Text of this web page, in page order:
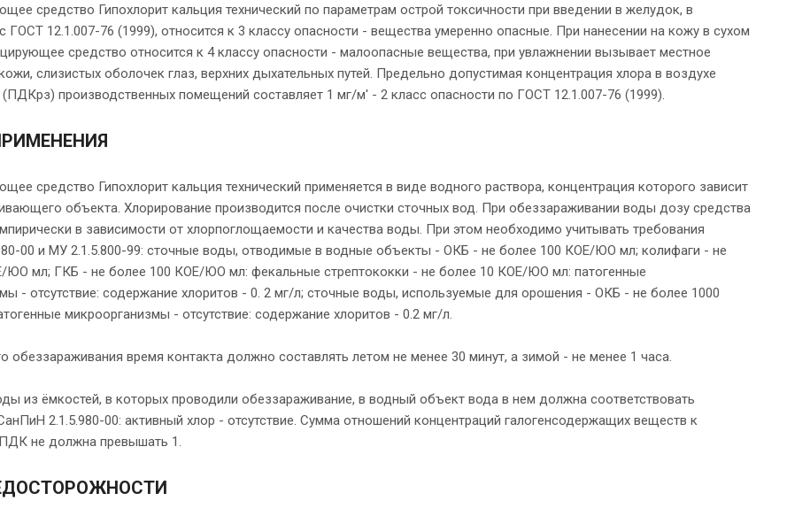
средство Гипохлорит кальция технический по параметрам острой токсичности при введении в желудок, в
ГОСТ 12.1.007-76 (1999), относится к 3 классу опасности - вещества умеренно опасные. При нанесении на кожу в сухом
средство относится к 4 классу опасности - малоопасные вещества, при увлажнении вызывает местное
слизистых оболочек глаз, верхних дыхательных путей. Предельно допустимая концентрация хлора в воздухе
производственных помещений составляет 1 мг/м' - 2 класс опасности по ГОСТ 12.1.007-76 (1999).
средство Гипохлорит кальция технический применяется в виде водного раствора, концентрация которого зависит
объекта. Хлорирование производится после очистки сточных вод. При обеззараживании воды дозу средства
в зависимости от хлорпоглощаемости и качества воды. При этом необходимо учитывать требования
00 и МУ 2.1.5.800-99: сточные воды, отводимые в водные объекты - ОКБ - не более 100 КОЕ/ЮО мл; колифаги - не
ЮО мл; ГКБ - не более 100 КОЕ/ЮО мл: фекальные стрептококки - не более 10 КОЕ/ЮО мл: патогенные
- отсутствие: содержание хлоритов - 0. 2 мг/л; сточные воды, используемые для орошения - ОКБ - не более 1000
микроорганизмы - отсутствие: содержание хлоритов - 0.2 мг/л.
обеззараживания время контакта должно составлять летом не менее 30 минут, а зимой - не менее 1 часа.
из ёмкостей, в которых проводили обеззараживание, в водный объект вода в нем должна соответствовать
2.1.5.980-00: активный хлор - отсутствие. Сумма отношений концентраций галогенсодержащих веществ к
не должна превышать 1.